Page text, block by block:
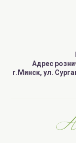
Адрес
г.Минск, ул.